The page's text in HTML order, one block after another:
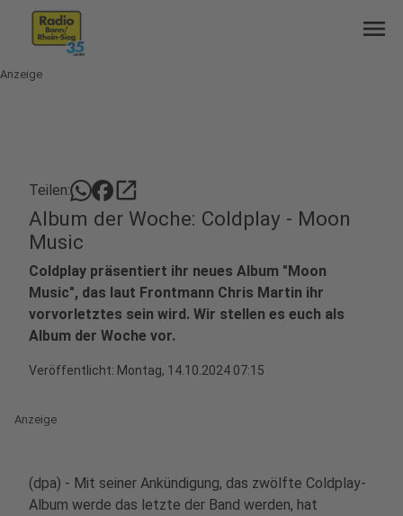
menu
Anzeige
Teilen: open_in_new
Album der Woche: Coldplay - Moon
Music
Coldplay präsentiert ihr neues Album "Moon
Music", das laut Frontmann Chris Martin ihr
vorvorletztes sein wird. Wir stellen es euch als
Album der Woche vor.
Veröffentlicht: Montag, 14.10.2024 07:15
Anzeige
(dpa) - Mit seiner Ankündigung, das zwölfte Coldplay-
Album werde das letzte der Band werden, hat